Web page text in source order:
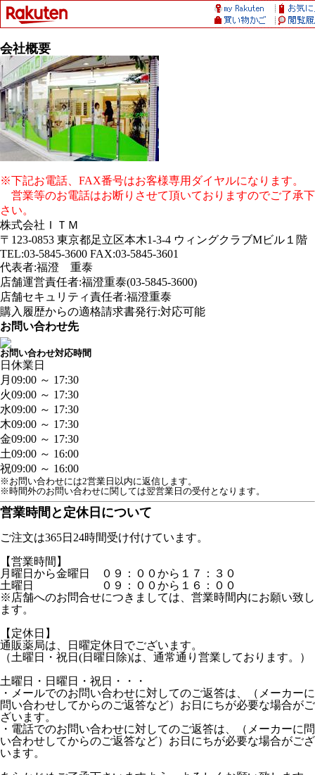
会社概要
※下記お電話、FAX番号はお客様専用ダイヤルになります。
営業等のお電話はお断りさせて頂いておりますのでご了承下
さい。
株式会社ＩＴＭ
〒123-0853 東京都足立区本木1-3-4 ウィングクラブMビル１階
TEL:03-5845-3600 FAX:03-5845-3601
代表者:福澄 重泰
店舗運営責任者:福澄重泰(03-5845-3600)
店舗セキュリティ責任者:福澄重泰
購入履歴からの適格請求書発行:対応可能
お問い合わせ先
お問い合わせ対応時間
日 休業日
月 09:00 ～ 17:30
火09:00 ～ 17:30
水09:00 ～ 17:30
木09:00 ～ 17:30
金09:00 ～ 17:30
土09:00 ～ 16:00
祝09:00 ～ 16:00
※お問い合わせには2営業日以内に返信します。
※時間外のお問い合わせに関しては翌営業日の受付となります。
営業時間と定休日について
ご注文は365日24時間受け付けています。
【営業時間】
月曜日から金曜日 ０９：００から１７：３０
土曜日 ０９：００から１６：００
※店舗へのお問合せにつきましては、営業時間内にお願い致し
ます。
【定休日】
通販薬局は、日曜定休日でございます。
（土曜日・祝日(日曜日除)は、通常通り営業しております。）
土曜日・日曜日・祝日・・・
・メールでのお問い合わせに対してのご返答は、（メーカーに
問い合わせしてからのご返答など）お日にちが必要な場合がご
ざいます。
・電話でのお問い合わせに対してのご返答は、（メーカーに問
い合わせしてからのご返答など）お日にちが必要な場合がござ
います。